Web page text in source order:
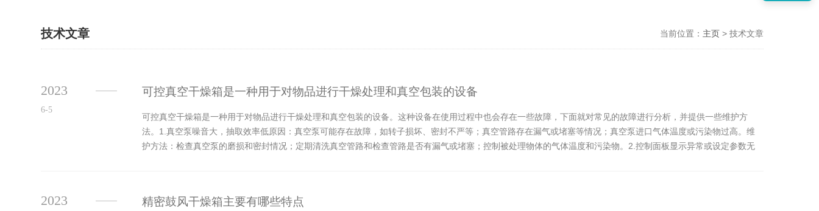
技术文章 当前位置： 主页> 技术文章
可控真空干燥箱是一种用于对物品进行干燥处理和真空包装的设备
可控真空干燥箱是一种用于对物品进行干燥处理和真空包装的设备。这种设备在使用过程中也会存在一些故障，下面就对常见的故障进行分析，并提供一些维护方
法。1.真空泵噪音大，抽取效率低原因：真空泵可能存在故障，如转子损坏、密封不严等；真空管路存在漏气或堵塞等情况；真空泵进口气体温度或污染物过高。维
护方法：检查真空泵的磨损和密封情况；定期清洗真空管路和检查管路是否有漏气或堵塞；控制被处理物体的气体温度和污染物。2.控制面板显示异常或设定参数无
2023
6-5
精密鼓风干燥箱主要有哪些特点
2023